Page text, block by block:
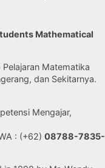
Mathematical
Matematika
dan Sekitarnya.
Mengajar,
: (+62) 08788-7835-